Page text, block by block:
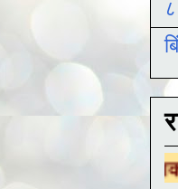
शैक्षणिक ग्रुपला